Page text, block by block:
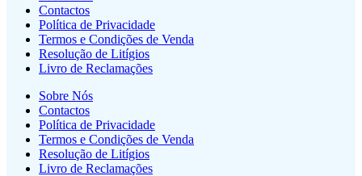
Contactos
Política de Privacidade
Termos e Condições de Venda
Resolução de Litígios
Livro de Reclamações
Sobre Nós
Contactos
Política de Privacidade
Termos e Condições de Venda
Resolução de Litígios
Livro de Reclamações